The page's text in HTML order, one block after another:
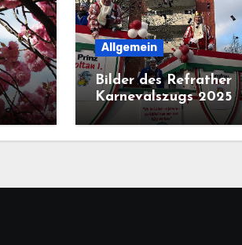
Allgemein
Bilder des Refrather
Karnevalszugs 2025